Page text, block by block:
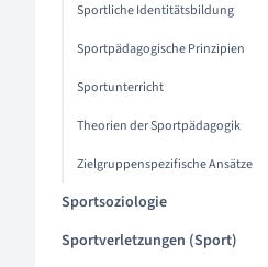
Sportliche Identitätsbildung
Sportpädagogische Prinzipien
Sportunterricht
Theorien der Sportpädagogik
Zielgruppenspezifische Ansätze
Sportsoziologie
Sportverletzungen (Sport)